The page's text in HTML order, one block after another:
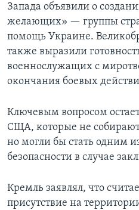
Запада объявили о
желающих» — группы
помощь Украине.
также выразили
военнослужащих с
окончания боевых
Ключевым вопросом
СЩА, которые не
но могли бы стать одним
безопасности в случае
Кремль заявлял, что
присутствие на